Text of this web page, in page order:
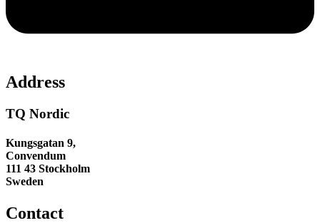
Address
TQ Nordic
Kungsgatan 9,
Convendum
111 43 Stockholm
Sweden
Contact